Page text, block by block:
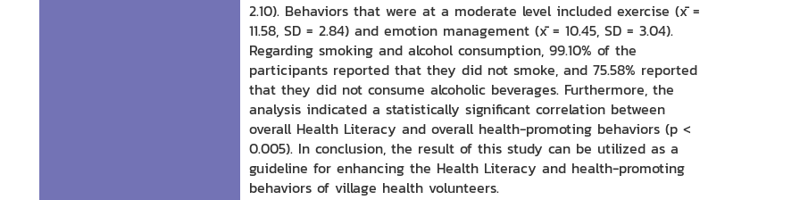
2.10). Behaviors that were at a moderate level included exercise (x̄ =
11.58, SD = 2.84) and emotion management (x̄ = 10.45, SD = 3.04).
Regarding smoking and alcohol consumption, 99.10% of the
participants reported that they did not smoke, and 75.58% reported
that they did not consume alcoholic beverages. Furthermore, the
analysis indicated a statistically significant correlation between
overall Health Literacy and overall health-promoting behaviors (p <
0.005). In conclusion, the result of this study can be utilized as a
guideline for enhancing the Health Literacy and health-promoting
behaviors of village health volunteers.